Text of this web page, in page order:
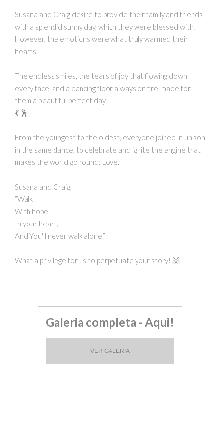
Susana and Craig desire to provide their family and friends
with a splendid sunny day, which they were blessed with.
However, the emotions were what truly warmed their
hearts.
The endless smiles, the tears of joy that flowing down
every face, and a dancing floor always on fire, made for
them a beautiful perfect day!
💃 🕺
From the youngest to the oldest, everyone joined in unison
in the same dance, to celebrate and ignite the engine that
makes the world go round: Love.
Susana and Craig,
“Walk
With hope,
In your heart,
And You'll never walk alone.”
What a privilege for us to perpetuate your story! 🙌
Galeria completa - Aqui!
VER GALERIA